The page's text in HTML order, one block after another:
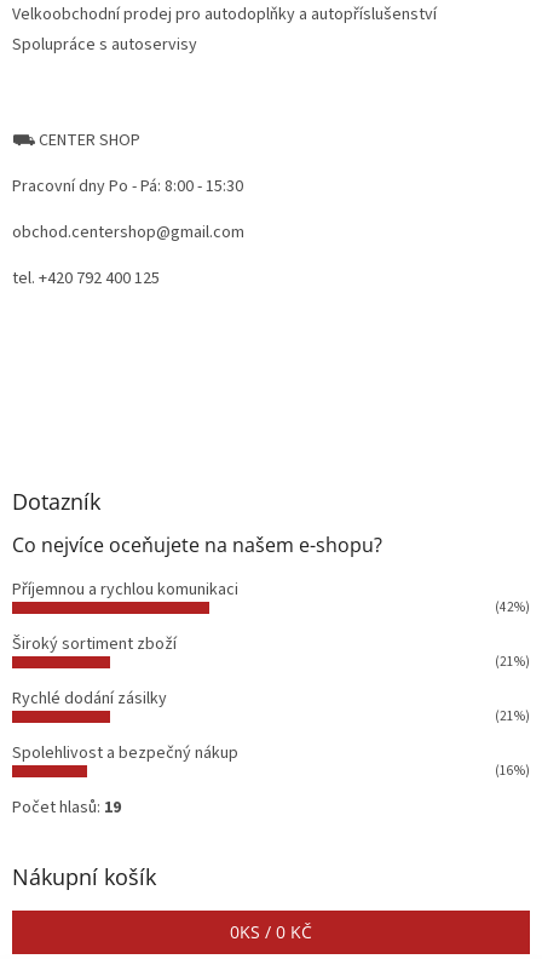
Velkoobchodní prodej pro autodoplňky a autopříslušenství
Spolupráce s autoservisy
⛟ CENTER SHOP
Pracovní dny Po - Pá: 8:00 - 15:30
obchod.centershop@gmail.com
tel. +420 792 400 125
Dotazník
Co nejvíce oceňujete na našem e-shopu?
Příjemnou a rychlou komunikaci
(42%)
Široký sortiment zboží
(21%)
Rychlé dodání zásilky
(21%)
Spolehlivost a bezpečný nákup
(16%)
Počet hlasů: 19
Nákupní košík
0KS / 0 KČ